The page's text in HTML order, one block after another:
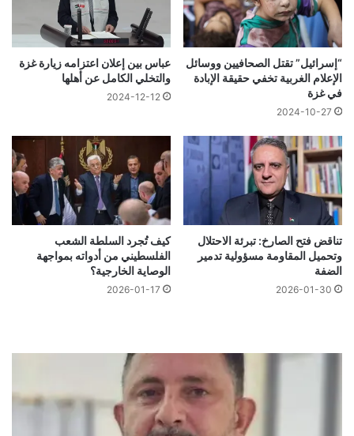
“إسرائيل” تقتل الصحافيين ووسائل
الإعلام الغربية تخفي حقيقة الإبادة
في غزة
2024-10-27
عباس بين إعلان اعتزامه زيارة غزة
والتخلي الكامل عن أهلها
2024-12-12
تناقض فتح الصارخ: تبرئة الاحتلال
وتحميل المقاومة مسؤولية تدمير
الضفة
2026-01-30
كيف تُجرد السلطة الشعب
الفلسطيني من أدواته بمواجهة
الوصاية الخارجية؟
2026-01-17